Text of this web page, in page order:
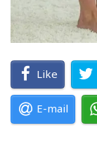
Like
E-mail